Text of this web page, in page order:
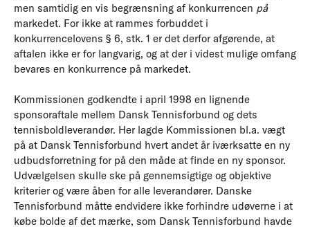
men samtidig en vis begrænsning af konkurrencen på
markedet. For ikke at rammes forbuddet i
konkurrencelovens § 6, stk. 1 er det derfor afgørende, at
aftalen ikke er for langvarig, og at der i videst mulige omfang
bevares en konkurrence på markedet.
Kommissionen godkendte i april 1998 en lignende
sponsoraftale mellem Dansk Tennisforbund og dets
tennisboldleverandør. Her lagde Kommissionen bl.a. vægt
på at Dansk Tennisforbund hvert andet år iværksatte en ny
udbudsforretning for på den måde at finde en ny sponsor.
Udvælgelsen skulle ske på gennemsigtige og objektive
kriterier og være åben for alle leverandører. Danske
Tennisforbund måtte endvidere ikke forhindre udøverne i at
købe bolde af det mærke, som Dansk Tennisforbund havde